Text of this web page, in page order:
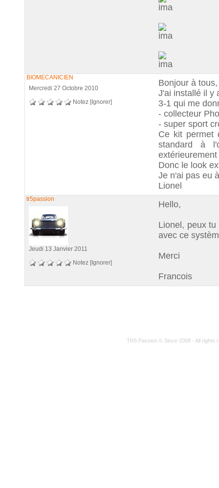
BIOMECANICIEN
Mercredi 27 Octobre 2010
Notez [Ignorer]
Bonjour à tous,
J'ai installé il y
3-1 qui me
- collecteur
- super sport
Ce kit permet
standard à
Donc le look
Je n'ai pas eu
Lionel
tr5passion
Jeudi 13 Janvier 2011
Notez [Ignorer]
Hello,
Lionel, peux
avec ce
Merci
Francois
TR5 Passion © Since 2008 - All rights